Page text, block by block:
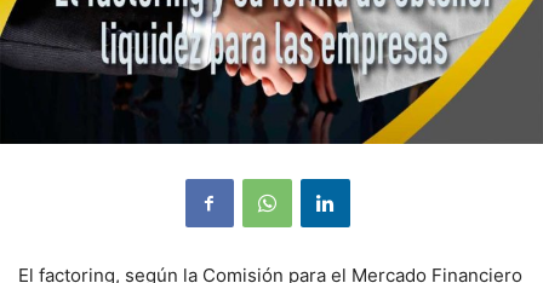
El factoring, según la Comisión para el Mercado Financiero